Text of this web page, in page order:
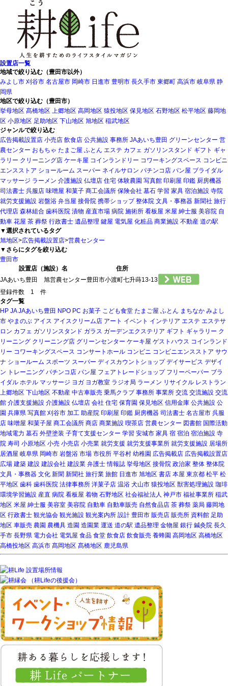
設置店一覧
地域で絞り込む（豊田市以外）
みよし市 刈谷市 名古屋市 岡崎市 日進市 豊明市 長久手市 東郷町 高浜市 岐阜県 静
岡県
地区で絞り込む（豊田市）
挙母地区 髙橋地区 上郷地区 高岡地区 猿投地区 保見地区 石野地区 松平地区 藤岡地
区 小原地区 足助地区 下山地区 旭地区 稲武地区
ジャンルで絞り込む
広告掲載設置店 小売店 飲食店 公共施設 事務所 JAあいち豊田 グリーンセンター 営
農センター おもちゃ たまご屋 ふとん エステ カフェ ガソリンスタンド ギフト ギャ
ラリー クリーニング店 ケーキ屋 コインランドリー コワーキングスペース コンビニ
エンスストア ショールーム スーパー ネイルサロン パチンコ店 パン屋 ブライダル
マッサージ ラーメン 介護施設 仏壇店 住宅 体験農園 写真館 印刷屋 印鑑 厨房機器
司法書士 呉服店 味噌屋 和菓子 商工会議所 保険会社 墓石 学習 家具 宿泊施設 寺院
就労支援施設 岩盤浴 弁当屋 接骨院 携帯ショップ 整体院 文具・事務器 新聞社 旅行
代理店 森林組合 歯科医院 漬物 産直市場 病院 施術所 看板屋 米屋 紳士服 美容院 自
動車 花屋 茶 葬祭 行政書士 遺品整理 鍵屋 電気屋 化粧品 商業施設 不動産 道の駅
▼選択されているタグ
旭地区>広告掲載設置店>営農センター
▼さらにタグを絞り込む
豊田市
設置店（施設）名
住所
JAあいち豊田 旭営農センター豊田市小渡町七升蒔13-13
登録件数 1 件
タグ一覧
HP JA JAあいち豊田 NPO PC お菓子 こども食堂 たまご屋 ふとん まちなか みよし
市 やまのぶ アイス アイスクリーム店 アート イベント インテリア エステ エステサ
ロン カフェ ガソリンスタンド ガラス ガーデンエクステリア ギフト ギャラリー ク
リーニング クリーニング店 グリーンセンター ケーキ屋 ゲストハウス コインランド
リー コワーキングスペース コンサートホール コンビニ コンビニエンスストア サウ
ナ ショールーム スポーツ スーパー ディスカウントショップ デイサービス デザイ
ン トレーニング パチンコ店 パン屋 フェアトレードショップ フリーペーパー ブラ
イダル ホテル マッサージ ヨガ ヨガ教室 ラジオ局 ラーメン リサイクル レストラン
上郷地区 下山地区 不動産 中古車販売 乗馬クラブ 事務所 事業所 交流 交流施設 交流
館 介護支援施設 介護施設 仏壇店 会社 住宅 保育園 保見地区 信用金庫 公共施設 公
園 兵庫県 写真館 刈谷市 加工 助産院 印刷屋 印鑑 厨房機器 司法書士 名古屋市 呉服
店 味噌屋 和菓子屋 商工会議所 商店 商業施設 喫茶店 営農センター 図書館 国際活動
地域電力 墓石 外壁塗装 子育て支援センター 学習 安城市 家具 宿 宿泊 宿泊施設 寺
院 寿司 小原地区 小売 小売店 小売業 就労支援 就労支援事業所 就労支援施設 居場所
居酒屋 岐阜県 岡崎市 岩盤浴 市場 市役所 平谷村 幼稚園 広告掲載店 広告掲載設置店
広場 建築 建設 建設会社 建設業 弁護士 情報誌 挙母地区 接骨院 政治家 整体 整体院
文具・事務器 文化 新聞 新聞社 旅行業 旅館 日進市 旭地区 書店 本屋 東京都 松平 松
平地区 歯科 歯科医院 法律事務所 洋菓子店 温浴 犬山市 猿投地区 獣害処理施設 珈琲
環境学習施設 産直 病院 看板屋 着物 石野地区 社会福祉法人 神戸市 福祉事業所 稲武
地区 米屋 紳士服 美容室 美容院 自動車 自動車販売 自然食品店 茶 葬祭 薬局 藤岡地
区 行政書士 観光協会 観光施設 観光案内所 設計 豊田市 販売店 販売所 資料館 足助
地区 車販売 農園 農機具 造園 造園業 運送 道の駅 遺品整理 金物屋 銀行 鍼灸院 長久
手市 長野県 電力会社 電気屋 食品 食堂 飲食店 飲食販売 養蜂園 高岡地区 高橋地区
高橋投地区 高浜市 髙岡地区 髙橋地区 鹿児島県